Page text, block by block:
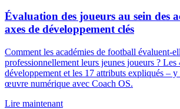
Évaluation des joueurs au sein des
axes de développement clés
Comment les académies de football évaluent-
professionnellement leurs jeunes joueurs ? Les
développement et les 17 attributs expliqués –
œuvre numérique avec Coach OS.
Lire maintenant